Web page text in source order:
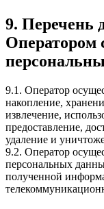
9. Перечень
Оператором
9.1. Оператор
накопление,
извлечение,
предоставление,
удаление и
9.2. Оператор
персональных
полученной